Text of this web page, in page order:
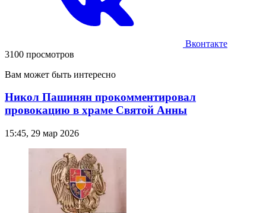
Вконтакте
3100 просмотров
Вам может быть интересно
Никол Пашинян прокомментировал
провокацию в храме Святой Анны
15:45, 29 мар 2026